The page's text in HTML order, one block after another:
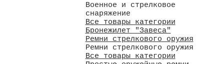
Военное и стрелковое
снаряжение
Все товары категории
Бронежилет "Завеса"
Ремни стрелкового оружия
Ремни стрелкового оружия
Все товары категории